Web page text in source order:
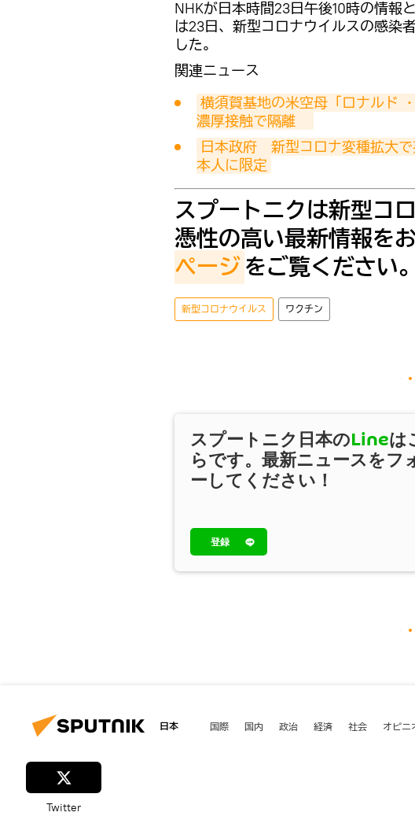
NHKが日本時間23日午後10時の情報
は23日、新型コロナウイルスの感染
した。
関連ニュース
横須賀基地の米空母「ロナルド
濃厚接触で隔離
日本政府　新型コロナ変種拡大
本人に限定
スプートニクは新型コ
憑性の高い最新情報を
ページをご覧ください。
新型コロナウイルス ワクチン
スプートニク日本のLineは
らです。最新ニュースをフ
ーしてください！
登録
日本 国際 国内 政治 経済 社会 オピニ
Twitter